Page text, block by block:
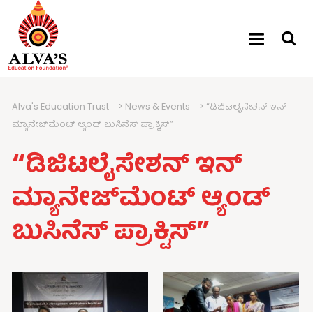
Alva's Education Trust > News & Events > “ಡಿಜಿಟಲೈಸೇಶನ್ ಇನ್
ಮ್ಯಾನೇಜ್‍ಮೆಂಟ್ ಆ್ಯಂಡ್ ಬುಸಿನೆಸ್ ಪ್ರಾಕ್ಟಿಸ್”
“ಡಿಜಿಟಲೈಸೇಶನ್ ಇನ್
ಮ್ಯಾನೇಜ್‍ಮೆಂಟ್ ಆ್ಯಂಡ್
ಬುಸಿನೆಸ್ ಪ್ರಾಕ್ಟಿಸ್”